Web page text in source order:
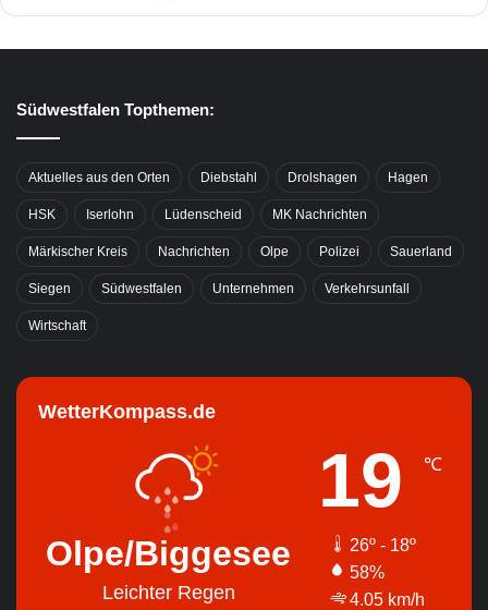
Südwestfalen Topthemen:
Aktuelles aus den Orten Diebstahl Drolshagen Hagen
HSK Iserlohn Lüdenscheid MK Nachrichten
Märkischer Kreis Nachrichten Olpe Polizei Sauerland
Siegen Südwestfalen Unternehmen Verkehrsunfall
Wirtschaft
WetterKompass.de
Olpe/Biggesee
Leichter Regen
19 ℃
26º - 18º
58%
4.05 km/h